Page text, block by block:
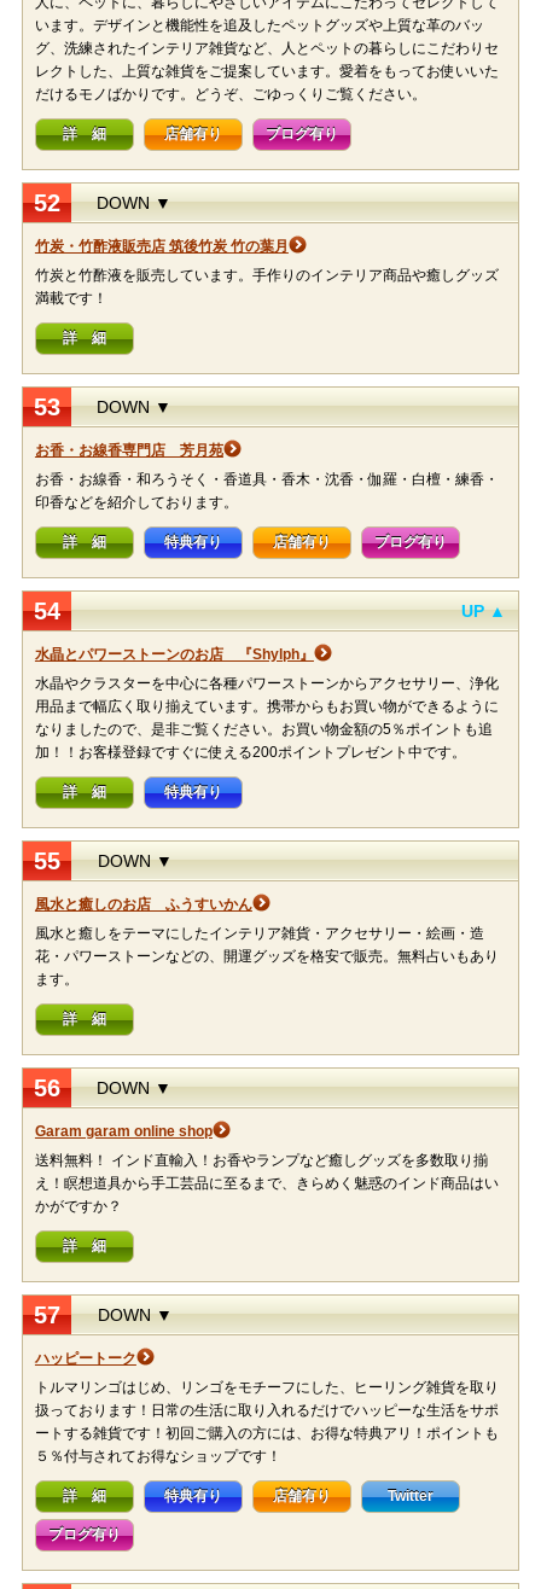
います。デザインと機能性を追及したペットグッズや上質な革のバッ
グ、洗練されたインテリア雑貨など、人とペットの暮らしにこだわりセ
レクトした、上質な雑貨をご提案しています。愛着をもってお使いいた
だけるモノばかりです。どうぞ、ごゆっくりご覧ください。
詳 細 店舗有り ブログ有り
52 DOWN ▼
竹炭・竹酢液販売店 筑後竹炭 竹の葉月
竹炭と竹酢液を販売しています。手作りのインテリア商品や癒しグッズ
満載です！
詳 細
53 DOWN ▼
お香・お線香専門店 芳月苑
お香・お線香・和ろうそく・香道具・香木・沈香・伽羅・白檀・練香・
印香などを紹介しております。
詳 細 特典有り 店舗有り ブログ有り
54 UP ▲
水晶とパワーストーンのお店 『Shylph』
水晶やクラスターを中心に各種パワーストーンからアクセサリー、浄化
用品まで幅広く取り揃えています。携帯からもお買い物ができるように
なりましたので、是非ご覧ください。お買い物金額の5％ポイントも追
加！！お客様登録ですぐに使える200ポイントプレゼント中です。
詳 細 特典有り
55 DOWN ▼
風水と癒しのお店 ふうすいかん
風水と癒しをテーマにしたインテリア雑貨・アクセサリー・絵画・造
花・パワーストーンなどの、開運グッズを格安で販売。無料占いもあり
ます。
詳 細
56 DOWN ▼
Garam garam online shop
送料無料！ インド直輸入！お香やランプなど癒しグッズを多数取り揃
え！瞑想道具から手工芸品に至るまで、きらめく魅惑のインド商品はい
かがですか？
詳 細
57 DOWN ▼
ハッピートーク
トルマリンゴはじめ、リンゴをモチーフにした、ヒーリング雑貨を取り
扱っております！日常の生活に取り入れるだけでハッピーな生活をサポ
ートする雑貨です！初回ご購入の方には、お得な特典アリ！ポイントも
５％付与されてお得なショップです！
詳 細 特典有り 店舗有り Twitter
ブログ有り